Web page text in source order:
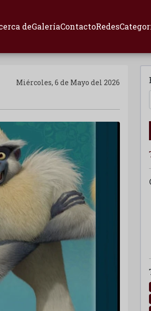
deGaleríaContactoRedes
Miércoles, 6 de Mayo del 2026